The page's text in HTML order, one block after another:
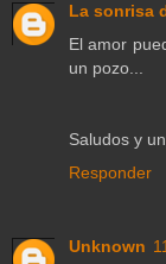
La sonrisa
El amor
un pozo...
Saludos y
Responder
Unknown